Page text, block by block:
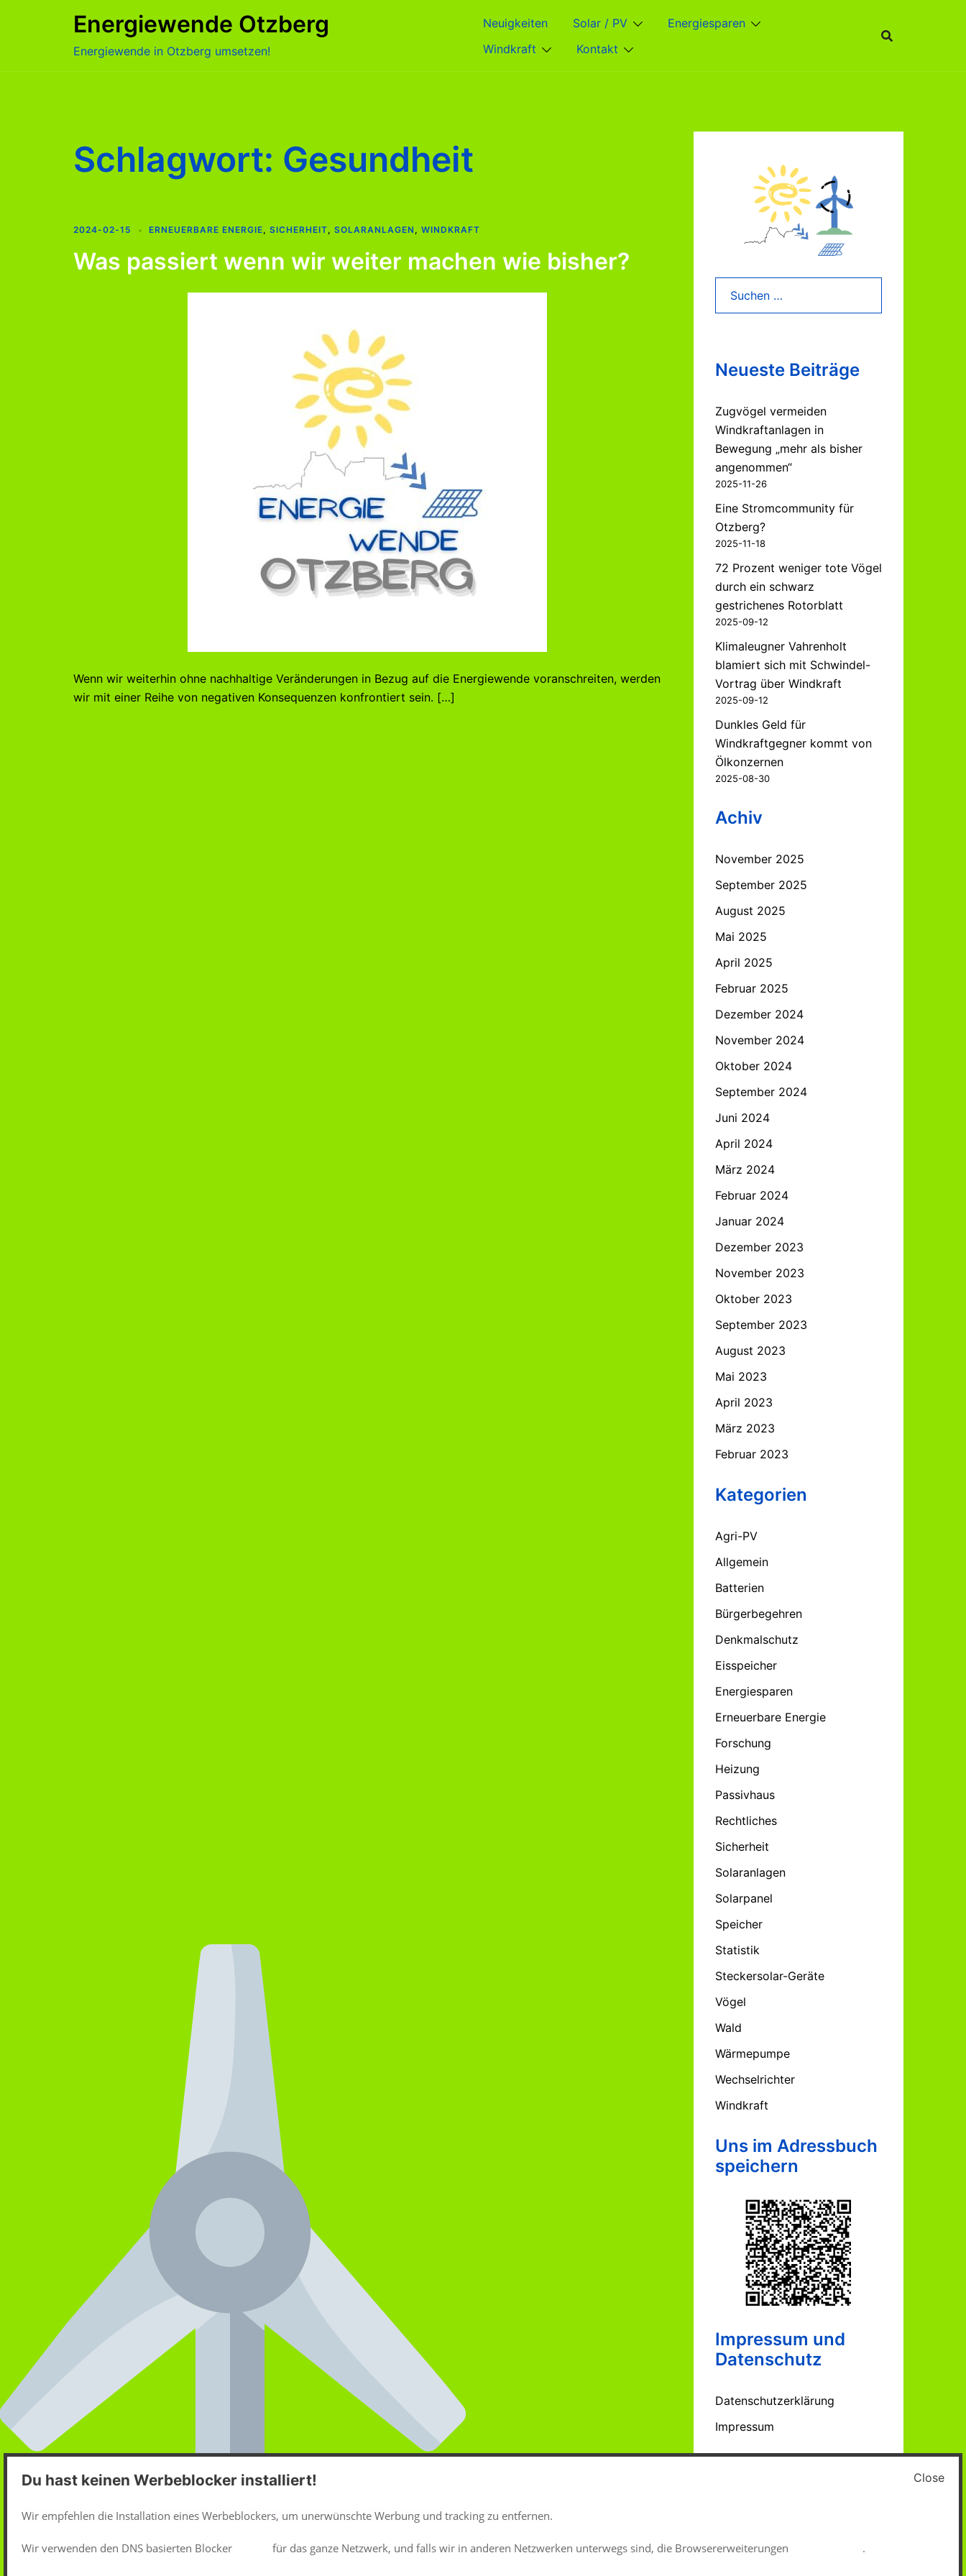
Energiewende Otzberg
Energiewende in Otzberg umsetzen!
Neuigkeiten Solar / PV
Energiesparen
Windkraft
Kontakt
Schlagwort: Gesundheit
2024-02-15 ERNEUERBARE ENERGIE, SICHERHEIT, SOLARANLAGEN , WINDKRAFT
Was passiert wenn wir weiter machen wie bisher?
Wenn wir weiterhin ohne nachhaltige Veränderungen in Bezug auf die Energiewende voranschreiten, werden
wir mit einer Reihe von negativen Konsequenzen konfrontiert sein. […]
nach:
Neueste Beiträge
Zugvögel vermeiden
Windkraftanlagen in
Bewegung „mehr als bisher
angenommen“
2025-11-26
Eine Stromcommunity für
Otzberg?
2025-11-18
72 Prozent weniger tote Vögel
durch ein schwarz
gestrichenes Rotorblatt
2025-09-12
Klimaleugner Vahrenholt
blamiert sich mit Schwindel-
Vortrag über Windkraft
2025-09-12
Dunkles Geld für
Windkraftgegner kommt von
Ölkonzernen
2025-08-30
Achiv
November 2025
September 2025
August 2025
Mai 2025
April 2025
Februar 2025
Dezember 2024
November 2024
Oktober 2024
September 2024
Juni 2024
April 2024
März 2024
Februar 2024
Januar 2024
Dezember 2023
November 2023
Oktober 2023
September 2023
August 2023
Mai 2023
April 2023
März 2023
Februar 2023
Kategorien
Agri-PV
Allgemein
Batterien
Bürgerbegehren
Denkmalschutz
Eisspeicher
Energiesparen
Erneuerbare Energie
Forschung
Heizung
Passivhaus
Rechtliches
Sicherheit
Solaranlagen
Solarpanel
Speicher
Statistik
Steckersolar-Geräte
Vögel
Wald
Wärmepumpe
Wechselrichter
Windkraft
Uns im Adressbuch
speichern
Impressum und
Datenschutz
Datenschutzerklärung
Impressum
Close
Du hast keinen Werbeblocker installiert!
Wir empfehlen die Installation eines Werbeblockers, um unerwünschte Werbung und tracking zu entfernen.
Wir verwenden den DNS basierten Blocker für das ganze Netzwerk, und falls wir in anderen Netzwerken unterwegs sind, die Browsererweiterungen .